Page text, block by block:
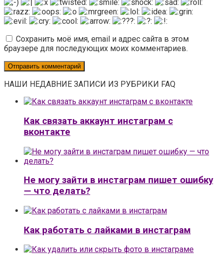
Сохранить моё имя, email и адрес сайта в этом
браузере для последующих моих комментариев.
НАШИ НЕДАВНИЕ ЗАПИСИ ИЗ РУБРИКИ FAQ
Как связать аккаунт инстаграм с
вконтакте
Не могу зайти в инстаграм пишет ошибку
— что делать?
Как работать с лайками в инстаграм